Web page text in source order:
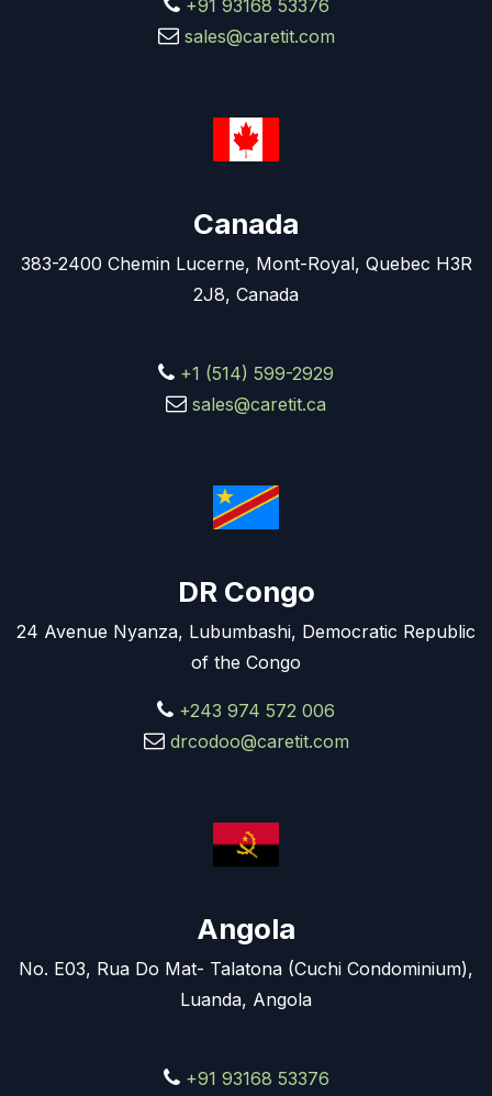
+91 93168 53376
sales@caretit.com
Canada
383-2400 Chemin Lucerne, Mont-Royal, Quebec H3R
2J8, Canada
+1 (514) 599-2929
sales@caretit.ca
DR Congo
24 Avenue Nyanza, Lubumbashi, Democratic Republic
of the Congo
+243 974 572 006
drcodoo@caretit.com
Angola
No. E03, Rua Do Mat- Talatona (Cuchi Condominium),
Luanda, Angola
+91 93168 53376